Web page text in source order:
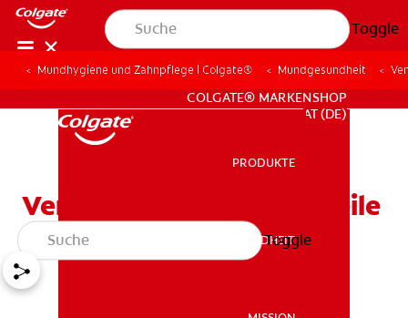
Toggle
FÜR FACHKREISE
COLGATE® MARKENSHOP
AT (DE)
PRODUKTE
MUNDGESUNDHEIT
Toggle
Mundhygiene und Zahnpflege | Colgate® Mundgesundheit
Veneers: Vor- und Nachteile